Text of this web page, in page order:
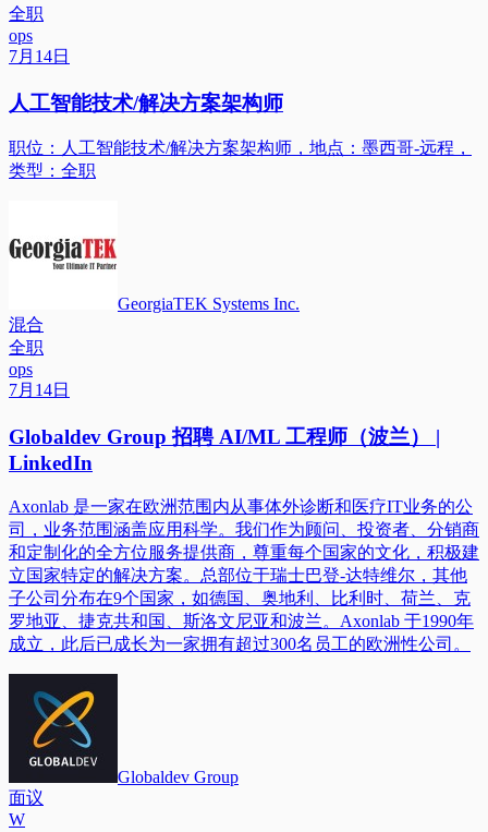
全职
ops
7月14日
人工智能技术/解决方案架构师
职位：人工智能技术/解决方案架构师，地点：墨西哥-远程，
类型：全职
GeorgiaTEK Systems Inc.
混合
全职
ops
7月14日
Globaldev Group 招聘 AI/ML 工程师（波兰） |
LinkedIn
Axonlab 是一家在欧洲范围内从事体外诊断和医疗IT业务的公
司，业务范围涵盖应用科学。我们作为顾问、投资者、分销商
和定制化的全方位服务提供商，尊重每个国家的文化，积极建
立国家特定的解决方案。总部位于瑞士巴登-达特维尔，其他
子公司分布在9个国家，如德国、奥地利、比利时、荷兰、克
罗地亚、捷克共和国、斯洛文尼亚和波兰。Axonlab 于1990年
成立，此后已成长为一家拥有超过300名员工的欧洲性公司。
Globaldev Group
面议
W